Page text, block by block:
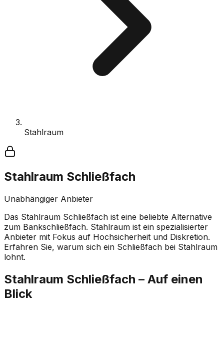
Stahlraum
Stahlraum Schließfach
Unabhängiger Anbieter
Das Stahlraum Schließfach ist eine beliebte Alternative
zum Bankschließfach. Stahlraum ist ein spezialisierter
Anbieter mit Fokus auf Hochsicherheit und Diskretion.
Erfahren Sie, warum sich ein Schließfach bei Stahlraum
lohnt.
Stahlraum Schließfach – Auf einen
Blick